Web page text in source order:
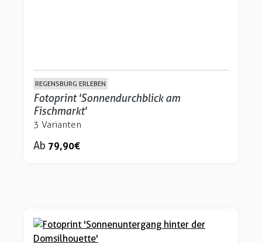
REGENSBURG ERLEBEN
Fotoprint 'Sonnendurchblick am
Fischmarkt'
3 Varianten
Ab 79,90 €